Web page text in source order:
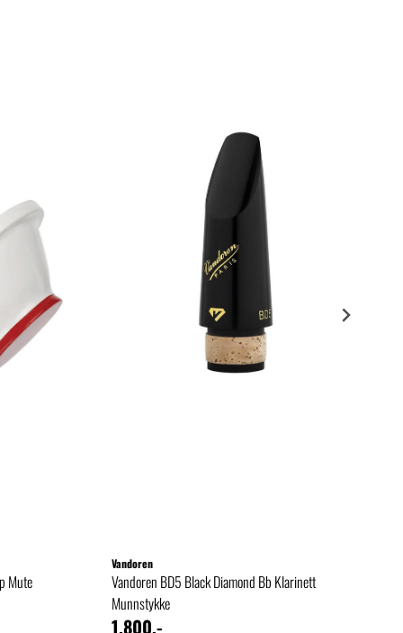
Mute
Vandoren
Vandoren BD5 Black Diamond Bb Klarinett
Munnstykke
1.800,-